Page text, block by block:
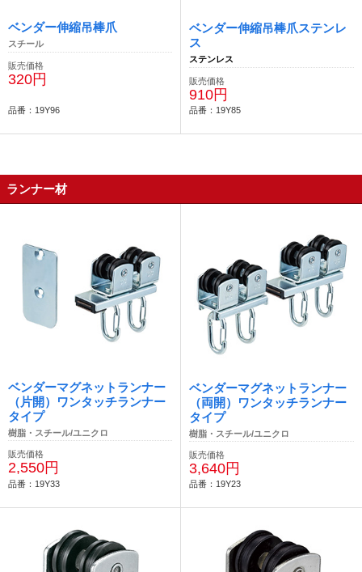
ベンダー伸縮吊棒爪
スチール
販売価格
320円
品番：19Y96
ベンダー伸縮吊棒爪ステンレ
ス
ステンレス
販売価格
910円
品番：19Y85
ランナー材
ベンダーマグネットランナー
（片開）ワンタッチランナー
タイプ
樹脂・スチール/ユニクロ
販売価格
2,550円
品番：19Y33
ベンダーマグネットランナー
（両開）ワンタッチランナー
タイプ
樹脂・スチール/ユニクロ
販売価格
3,640円
品番：19Y23